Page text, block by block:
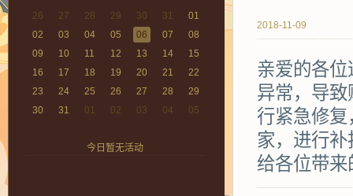
26
27 28 29 30 31
01
02
03 04 05 06 07
08
09
10 11 12 13 14
15
16
17 18 19 20 21
22
23
24 25 26 27 28
29
30
31 01 02 03 04 05
今日暂无活动
2018-11-09
亲爱的各
异常，导
行紧急修
家，进行
给各位带